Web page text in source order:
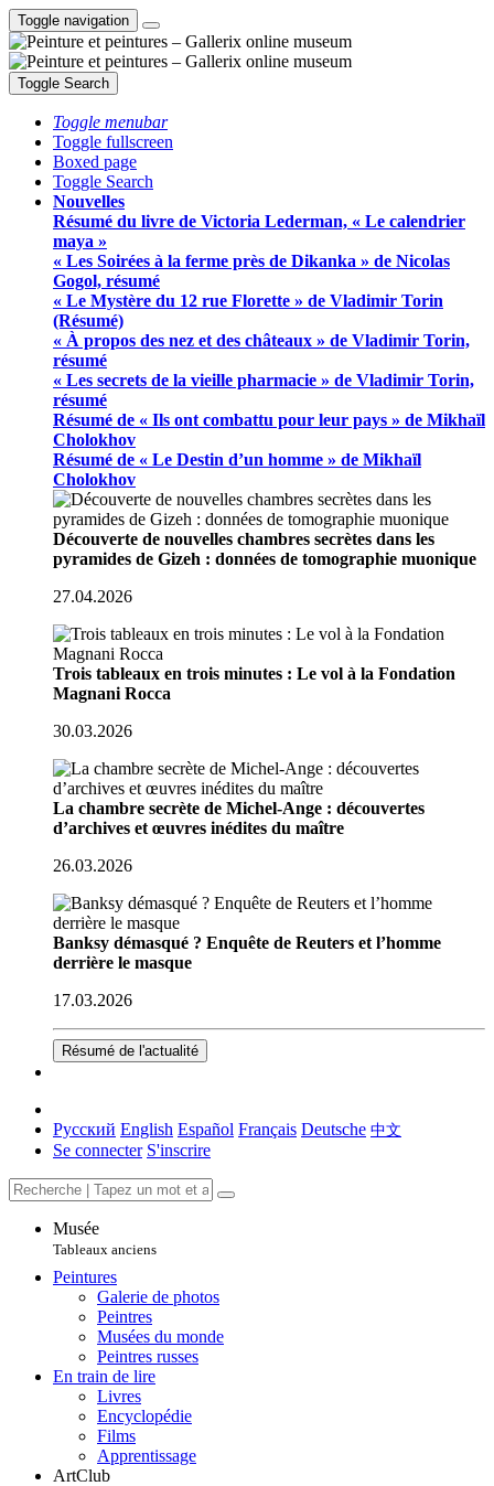
Toggle navigation
Toggle Search
Toggle menubar
Toggle fullscreen
Boxed page
Toggle Search
Nouvelles
Résumé du livre de Victoria Lederman, « Le calendrier
maya »
« Les Soirées à la ferme près de Dikanka » de Nicolas
Gogol, résumé
« Le Mystère du 12 rue Florette » de Vladimir Torin
(Résumé)
« À propos des nez et des châteaux » de Vladimir Torin,
résumé
« Les secrets de la vieille pharmacie » de Vladimir Torin,
résumé
Résumé de « Ils ont combattu pour leur pays » de Mikhaïl
Cholokhov
Résumé de « Le Destin d’un homme » de Mikhaïl
Cholokhov
Découverte de nouvelles chambres secrètes dans les
pyramides de Gizeh : données de tomographie muonique
27.04.2026
Trois tableaux en trois minutes : Le vol à la Fondation
Magnani Rocca
30.03.2026
La chambre secrète de Michel-Ange : découvertes
d’archives et œuvres inédites du maître
26.03.2026
Banksy démasqué ? Enquête de Reuters et l’homme
derrière le masque
17.03.2026
Résumé de l'actualité
Русский English Español Français Deutsche 中文
Se connecter S'inscrire
Musée
Tableaux anciens
Peintures
Galerie de photos
Peintres
Musées du monde
Peintres russes
En train de lire
Livres
Encyclopédie
Films
Apprentissage
ArtClub